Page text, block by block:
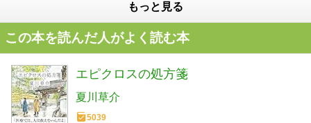
もっと見る
この本を読んだ人がよく読む本
エピクロスの処方箋
夏川草介
5039